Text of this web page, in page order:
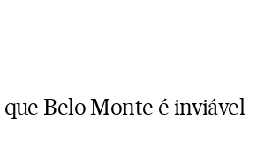
Belo Monte é inviável